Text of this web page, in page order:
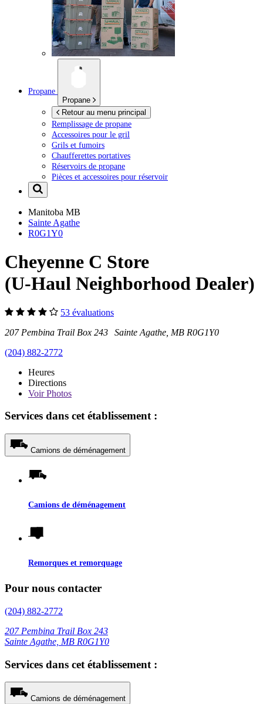
Propane
Propane
Retour au menu principal
Remplissage de propane
Accessoires pour le gril
Grils et fumoirs
Chaufferettes portatives
Réservoirs de propane
Pièces et accessoires pour réservoir
Manitoba MB
Sainte Agathe
R0G1Y0
Cheyenne C Store
(U-Haul Neighborhood Dealer)
53 évaluations
207 Pembina Trail Box 243 Sainte Agathe, MB R0G1Y0
(204) 882-2772
Heures
Directions
VoirPhotos
Services dans cet établissement :
Camions de déménagement
Camions de déménagement
Remorques et remorquage
Pour nous contacter
(204) 882-2772
207 Pembina Trail Box 243
Sainte Agathe, MB R0G1Y0
Services dans cet établissement :
Camions de déménagement